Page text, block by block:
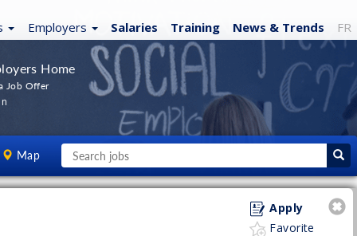
Employers Salaries Training News & Trends FR
Home
Job Offer
Map
Apply
Favorite